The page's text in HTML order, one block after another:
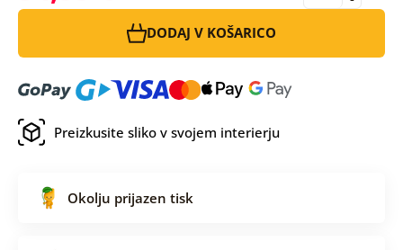
DODAJ V KOŠARICO
Preizkusite sliko v svojem interierju
Okolju prijazen tisk